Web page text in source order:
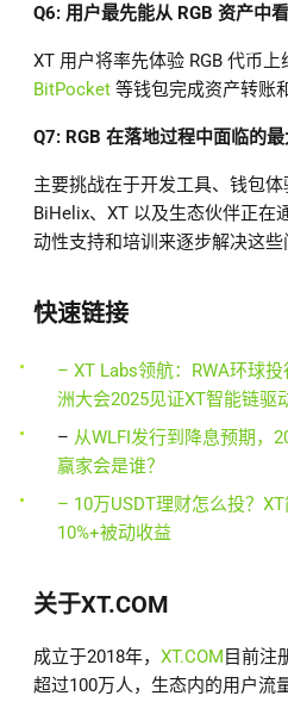
Q6: 用户最先能从 RGB 资产中
XT 用户将率先体验 RGB 代币
BitPocket 等钱包完成资产转账
Q7: RGB 在落地过程中面临的最
主要挑战在于开发工具、钱包
BiHelix、XT 以及生态伙伴正在
动性支持和培训来逐步解决这些
快速链接
– XT Labs领航：RWA环球
洲大会2025见证XT智能链驱
– 从WLFI发行到降息预期，
赢家会是谁？
– 10万USDT理财怎么投？
10%+被动收益
关于XT.COM
成立于2018年， XT.COM 目前注
超过100万人，生态内的用户流